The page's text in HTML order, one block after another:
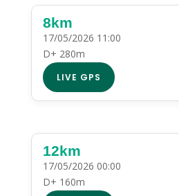
8km
17/05/2026 11:00
D+ 280m
LIVE GPS
12km
17/05/2026 00:00
D+ 160m